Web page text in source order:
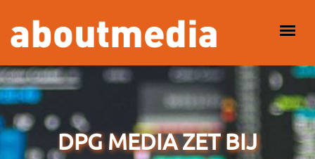
HOOFDMENU
DPG MEDIA ZET BIJ